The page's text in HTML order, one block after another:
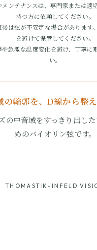
メンテナンスは、専門家または適
持つ方に依頼してください。
後は弦が不安定な場合があります
を避けて保管してください。
や急激な温度変化を避け、丁寧に
い。
の輪郭を、D線から整
の中音域をすっきり出し
めのバイオリン弦です。
THOMASTIK-INFELD